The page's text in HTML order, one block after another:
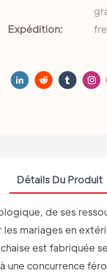
Expédition:
Détails Du Produit
de ses
mariages en
est fabriquée
une concurrence